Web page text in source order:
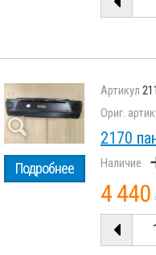
Подробнее
2170
4 440